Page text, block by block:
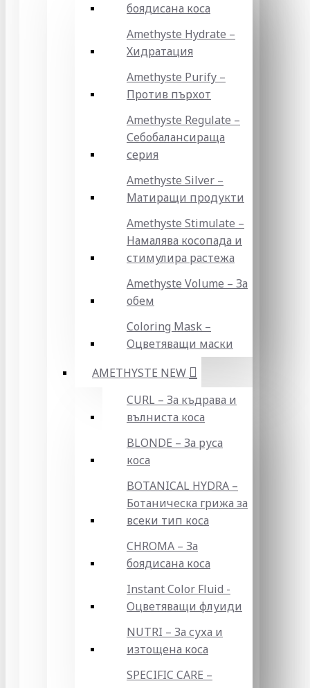
боядисана коса
Amethyste Hydrate –
Хидратация
Amethyste Purify –
Против пърхот
Amethyste Regulate –
Себобалансираща
серия
Amethyste Silver –
Матиращи продукти
Amethyste Stimulate –
Намалява косопада и
стимулира растежа
Amethyste Volume – За
обем
Coloring Mask –
Оцветяващи маски
AMETHYSTE NEW
CURL – За къдрава и
вълниста коса
BLONDE – За руса
коса
BOTANICAL HYDRA –
Ботаническа грижа за
всеки тип коса
CHROMA – За
боядисана коса
Instant Color Fluid -
Оцветяващи флуиди
NUTRI – За суха и
изтощена коса
SPECIFIC CARE –